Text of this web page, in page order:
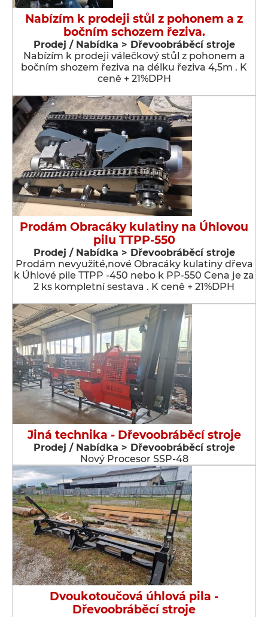
Nabízím k prodeji stůl z pohonem a z
bočním schozem řeziva.
Prodej / Nabídka > Dřevoobráběcí stroje
Nabízím k prodeji válečkový stůl z pohonem a
bočním shozem řeziva na délku řeziva 4,5m . K
ceně + 21%DPH
Prodám Obracáky kulatiny na Úhlovou
pilu TTPP-550
Prodej / Nabídka > Dřevoobráběcí stroje
Prodám nevyužité,nové Obracáky kulatiny dřeva
k Úhlové pile TTPP -450 nebo k PP-550 Cena je za
2 ks kompletní sestava . K ceně + 21%DPH
Jiná technika - Dřevoobráběcí stroje
Prodej / Nabídka > Dřevoobráběcí stroje
Nový Procesor SSP-48
Dvoukotoučová úhlová pila -
Dřevoobráběcí stroje